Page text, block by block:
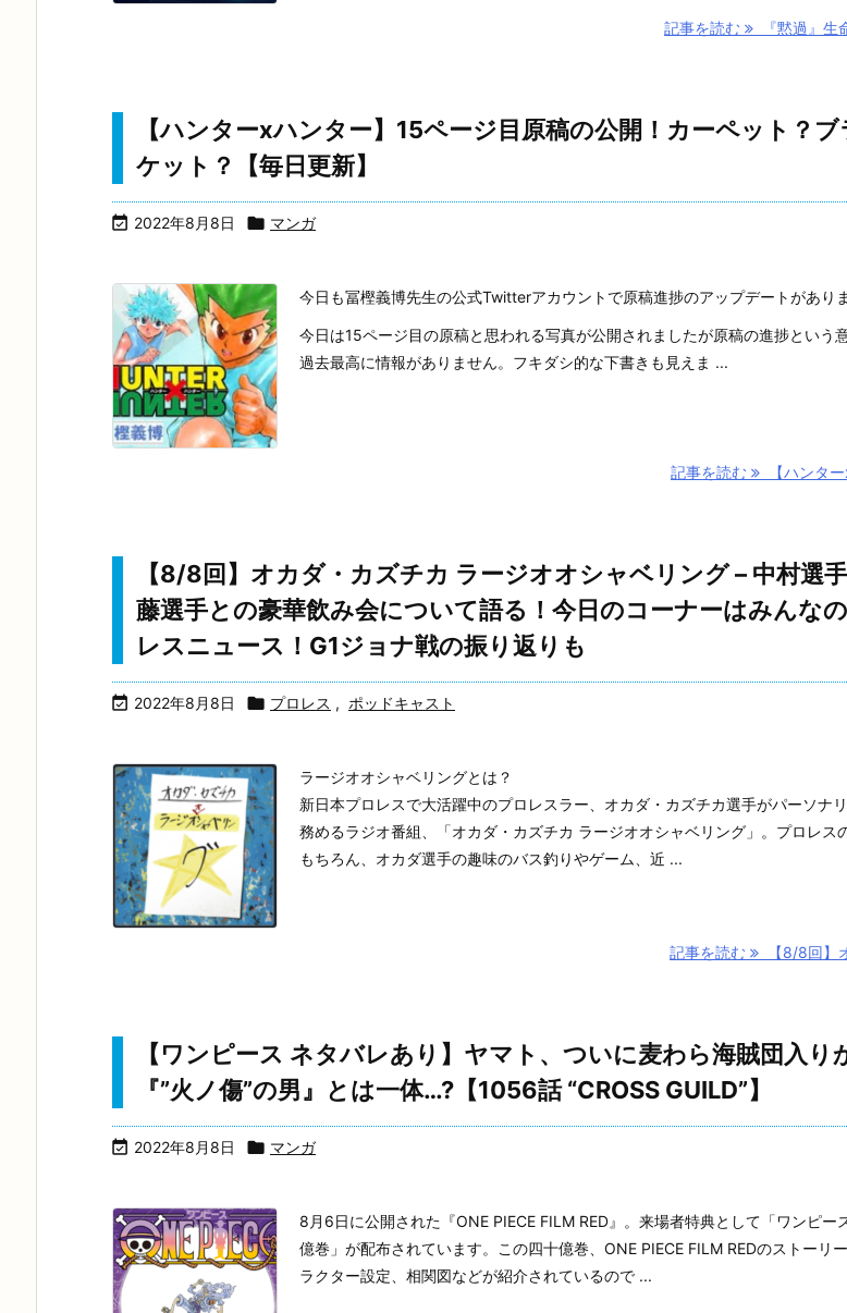
記事を読む 『黙過』生
【ハンターxハンター】15ページ目原稿の公開！カーペット？ブ
ケット？【毎日更新】
 2022年8月8日  マンガ
今日も冨樫義博先生の公式Twitterアカウントで原稿進捗のアップデートがありま
今日は15ページ目の原稿と思われる写真が公開されましたが原稿の進捗という
過去最高に情報がありません。フキダシ的な下書きも見えま ...
記事を読む 【ハンタ
【8/8回】オカダ・カズチカ ラージオオシャベリング – 中村選
藤選手との豪華飲み会について語る！今日のコーナーはみんな
レスニュース！G1ジョナ戦の振り返りも
 2022年8月8日  プロレス , ポッドキャスト
ラージオオシャベリングとは？
新日本プロレスで大活躍中のプロレスラー、オカダ・カズチカ選手がパーソナ
務めるラジオ番組、「オカダ・カズチカ ラージオオシャベリング」。プロレス
もちろん、オカダ選手の趣味のバス釣りやゲーム、近 ...
記事を読む 【8/8回】
【ワンピース ネタバレあり】ヤマト、ついに麦わら海賊団入り
『”火ノ傷”の男』とは一体…?【1056話 “CROSS GUILD”】
 2022年8月8日  マンガ
8月6日に公開された『ONE PIECE FILM RED』。来場者特典として「ワンピー
億巻」が配布されています。この四十億巻、ONE PIECE FILM REDのストーリ
ラクター設定、相関図などが紹介されているので ...